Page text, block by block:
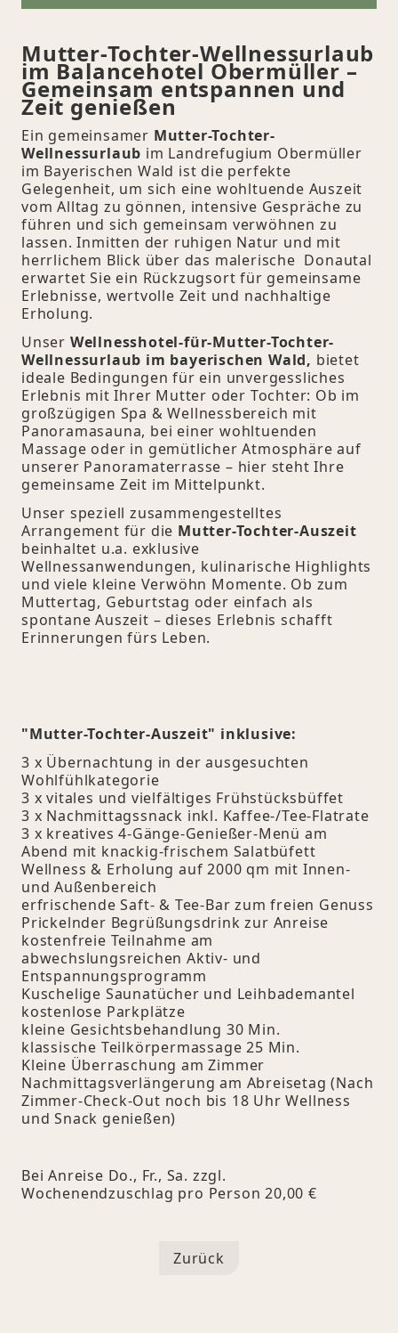
Mutter-Tochter-Wellnessurlaub
im Balancehotel Obermüller –
Gemeinsam entspannen und
Zeit genießen
Ein gemeinsamer Mutter-Tochter-
Wellnessurlaub im Landrefugium Obermüller
im Bayerischen Wald ist die perfekte
Gelegenheit, um sich eine wohltuende Auszeit
vom Alltag zu gönnen, intensive Gespräche zu
führen und sich gemeinsam verwöhnen zu
lassen. Inmitten der ruhigen Natur und mit
herrlichem Blick über das malerische Donautal
erwartet Sie ein Rückzugsort für gemeinsame
Erlebnisse, wertvolle Zeit und nachhaltige
Erholung.
Unser Wellnesshotel-für-Mutter-Tochter-
Wellnessurlaub im bayerischen Wald, bietet
ideale Bedingungen für ein unvergessliches
Erlebnis mit Ihrer Mutter oder Tochter: Ob im
großzügigen Spa & Wellnessbereich mit
Panoramasauna, bei einer wohltuenden
Massage oder in gemütlicher Atmosphäre auf
unserer Panoramaterrasse – hier steht Ihre
gemeinsame Zeit im Mittelpunkt.
Unser speziell zusammengestelltes
Arrangement für die Mutter-Tochter-Auszeit
beinhaltet u.a. exklusive
Wellnessanwendungen, kulinarische Highlights
und viele kleine Verwöhn Momente. Ob zum
Muttertag, Geburtstag oder einfach als
spontane Auszeit – dieses Erlebnis schafft
Erinnerungen fürs Leben.
"Mutter-Tochter-Auszeit" inklusive:
3 x Übernachtung in der ausgesuchten
Wohlfühlkategorie
3 x vitales und vielfältiges Frühstücksbüffet
3 x Nachmittagssnack inkl. Kaffee-/Tee-Flatrate
3 x kreatives 4-Gänge-Genießer-Menü am
Abend mit knackig-frischem Salatbüfett
Wellness & Erholung auf 2000 qm mit Innen-
und Außenbereich
erfrischende Saft- & Tee-Bar zum freien Genuss
Prickelnder Begrüßungsdrink zur Anreise
kostenfreie Teilnahme am
abwechslungsreichen Aktiv- und
Entspannungsprogramm
Kuschelige Saunatücher und Leihbademantel
kostenlose Parkplätze
kleine Gesichtsbehandlung 30 Min.
klassische Teilkörpermassage 25 Min.
Kleine Überraschung am Zimmer
Nachmittagsverlängerung am Abreisetag (Nach
Zimmer-Check-Out noch bis 18 Uhr Wellness
und Snack genießen)
Bei Anreise Do., Fr., Sa. zzgl.
Wochenendzuschlag pro Person 20,00 €
Zurück